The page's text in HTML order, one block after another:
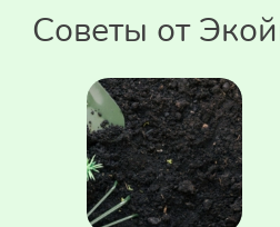
Советы от